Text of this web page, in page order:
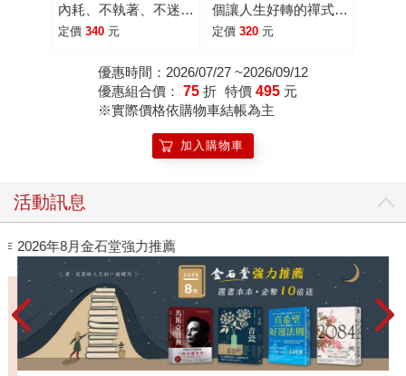
內耗、不執著、不迷惘
的62個心態重整練習
定價 340 元
個讓人生好轉的禪式整
理術
定價 320 元
優惠時間：2026/07/27 ~2026/09/12
優惠組合價： 75 折 特價 495 元
※實際價格依購物車結帳為主
加入購物車
活動訊息
2026年8月金石堂強力推薦